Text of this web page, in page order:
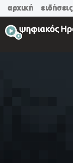
αρχική ειδήσεις